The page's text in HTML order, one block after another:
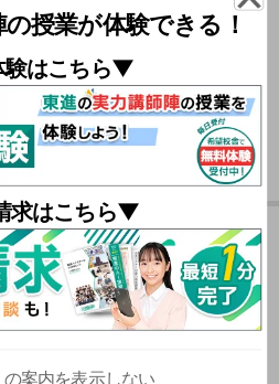
授業が体験できる！
はこちら▼
求はこちら▼
案内を表示しない
ら、どの英文に解答根拠があり
りました。
値に関する条件を満たす2次関数
す。このような問題では解法を
学習では対応できません。
題材に４案を比較しました。利
踏まえ、各案の特徴を整理する
招待講習の
ポイント